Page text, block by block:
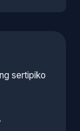
sertipiko